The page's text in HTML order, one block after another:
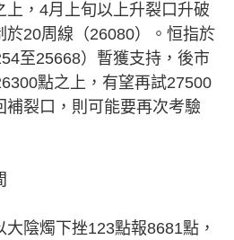
上，4月上旬以上升裂口升破
於20周線（26080）。恒指於
至25668）暫獲支持，後市
點之上，有望再試27500
補裂口，則可能要再次考驗
陰燭下挫123點報8681點，